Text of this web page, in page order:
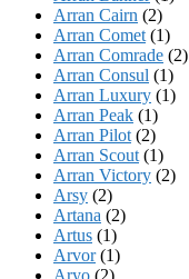
Arran Cairn (2)
Arran Comet (1)
Arran Comrade (2)
Arran Consul (1)
Arran Luxury (1)
Arran Peak (1)
Arran Pilot (2)
Arran Scout (1)
Arran Victory (2)
Arsy (2)
Artana (2)
Artus (1)
Arvor(1)
Aryo (2)